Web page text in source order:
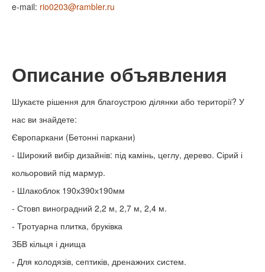
e-mail: rio0203@rambler.ru
Описание объявления
Шукаєте рішення для благоустрою ділянки або території? У
нас ви знайдете:
Європаркани (Бетонні паркани)
- Широкий вибір дизайнів: під камінь, цеглу, дерево. Сірий і
кольоровий під мармур.
- Шлакоблок 190х390х190мм
- Стовп виноградний 2,2 м, 2,7 м, 2,4 м.
- Тротуарна плитка, бруківка
ЗБВ кільця і днища
- Для колодязів, септиків, дренажних систем.